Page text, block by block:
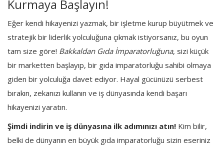
Kurmaya Başlayın!
Eğer kendi hikayenizi yazmak, bir işletme kurup büyütmek ve
stratejik bir liderlik yolculuğuna çıkmak istiyorsanız, bu oyun
tam size göre! Bakkaldan Gıda İmparatorluğuna, sizi küçük
bir marketten başlayıp, bir gıda imparatorluğu sahibi olmaya
giden bir yolculuğa davet ediyor. Hayal gücünüzü serbest
bırakın, zekanızı kullanın ve iş dünyasında kendi başarı
hikayenizi yaratın.
Şimdi indirin ve iş dünyasına ilk adımınızı atın! Kim bilir,
belki de dünyanın en büyük gıda imparatorluğu sizin eseriniz